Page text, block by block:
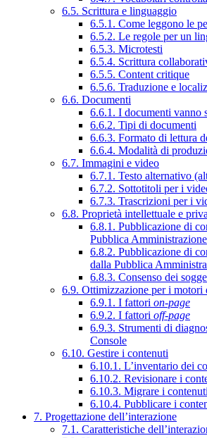
6.5. Scrittura e linguaggio
6.5.1. Come leggono le
6.5.2. Le regole per un
6.5.3. Microtesti
6.5.4. Scrittura
6.5.5. Content critique
6.5.6. Traduzione e
6.6. Documenti
6.6.1. I documenti vanno
6.6.2. Tipi di documenti
6.6.3. Formato di lettura
6.6.4. Modalità di
6.7. Immagini e video
6.7.1. Testo alternativo
6.7.2. Sottotitoli per i
6.7.3. Trascrizioni per i
6.8. Proprietà intellettuale e
6.8.1. Pubblicazione di
Pubblica Amministrazione
6.8.2. Pubblicazione di
dalla Pubblica
6.8.3. Consenso dei
6.9. Ottimizzazione per i motori
6.9.1. I fattori on-page
6.9.2. I fattori off-page
6.9.3. Strumenti di
Console
6.10. Gestire i contenuti
6.10.1. L’inventario dei
6.10.2. Revisionare i
6.10.3. Migrare i contenuti
6.10.4. Pubblicare i
7. Progettazione dell’interazione
7.1. Caratteristiche